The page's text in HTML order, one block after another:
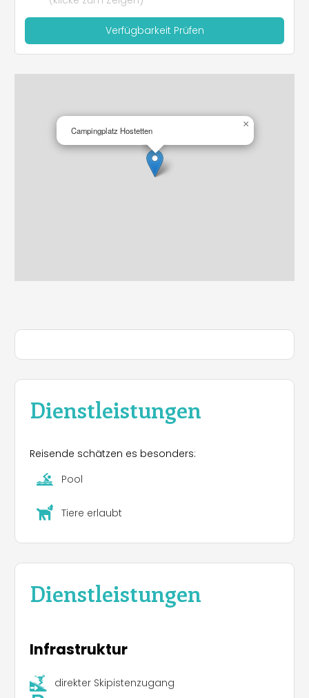
Dienstleistungen
Reisende schätzen es besonders:
Pool
Tiere erlaubt
Dienstleistungen
Infrastruktur
direkter Skipistenzugang
Verfügbarkeit Prüfen
Campingplatz Hostetten
×